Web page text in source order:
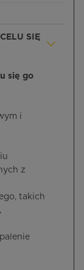
SIĘ
się go
i
z
takich